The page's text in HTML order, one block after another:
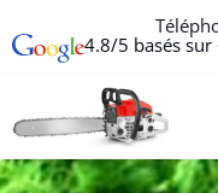
4.8/5 basés sur